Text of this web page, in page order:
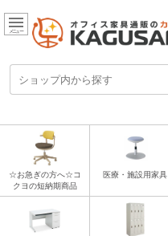
メニュー
☆お急ぎの方へ☆コ
クヨの短納期商品
医療・施設用家具